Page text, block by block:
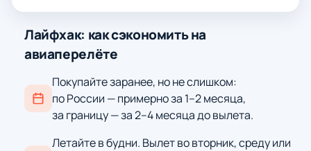
Лайфхак: как сэкономить на
авиаперелёте
Покупайте заранее, но не слишком:
по России — примерно за 1–2 месяца,
за границу — за 2–4 месяца до вылета.
Летайте в будни. Вылет во вторник, среду или